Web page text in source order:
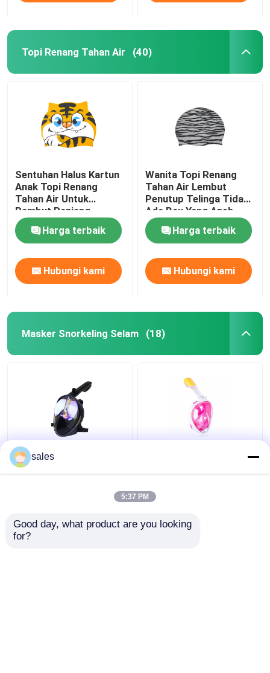
Topi Renang Tahan Air (40)
Sentuhan Halus Kartun
Anak Topi Renang
Tahan Air Untuk
Rambut Panjang
Rambut Pendek
Harga terbaik
Hubungi kami
Wanita Topi Renang
Tahan Air Lembut
Penutup Telinga Tidak
Ada Bau Yang Aneh
Harga terbaik
Hubungi kami
Masker Snorkeling Selam (18)
Kacamata Wajah Penuh
Silikon 180 Derajat
Anak Full Face Silicone
Freediving
sales
5:37 PM
Good day, what product are you looking
for?